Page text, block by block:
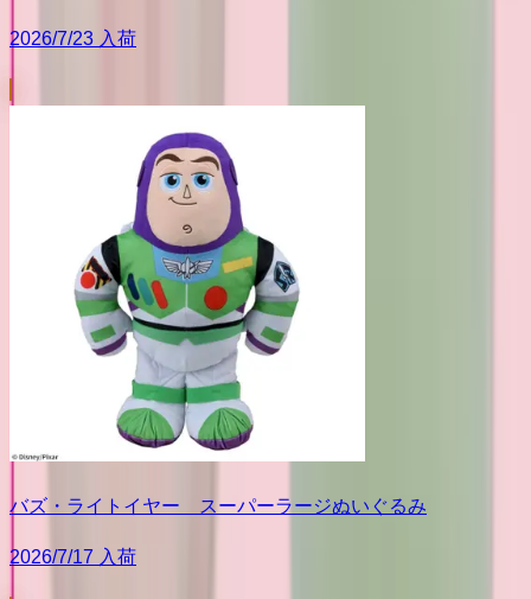
2026/7/23 入荷
バズ・ライトイヤー スーパーラージぬいぐるみ
2026/7/17 入荷